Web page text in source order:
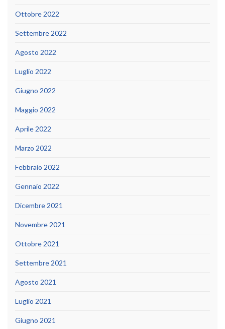
Ottobre 2022
Settembre 2022
Agosto 2022
Luglio 2022
Giugno 2022
Maggio 2022
Aprile 2022
Marzo 2022
Febbraio 2022
Gennaio 2022
Dicembre 2021
Novembre 2021
Ottobre 2021
Settembre 2021
Agosto 2021
Luglio 2021
Giugno 2021